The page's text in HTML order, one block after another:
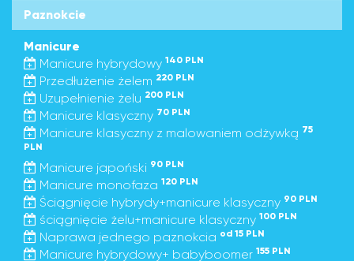
Paznokcie
Manicure
Manicure hybrydowy 140 PLN
Przedłużenie żelem 220 PLN
Uzupełnienie żelu 200 PLN
Manicure klasyczny 70 PLN
Manicure klasyczny z malowaniem odżywką 75
PLN
Manicure japoński 90 PLN
Manicure monofaza 120 PLN
Ściągnięcie hybrydy+manicure klasyczny 90 PLN
ściągnięcie żelu+manicure klasyczny 100 PLN
Naprawa jednego paznokcia od 15 PLN
Manicure hybrydowy+ babyboomer 155 PLN